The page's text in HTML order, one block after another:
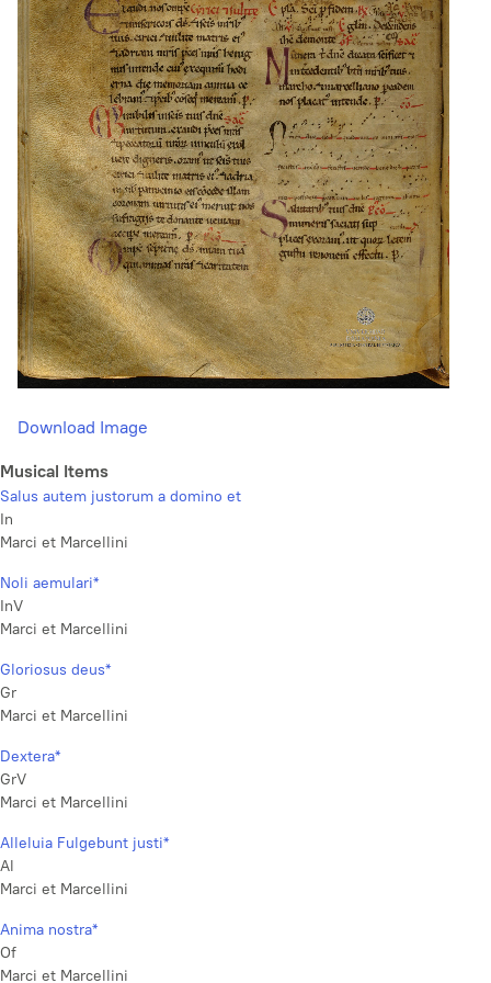
Download Image
Musical Items
Salus autem justorum a domino et
In
Marci et Marcellini
Noli aemulari*
InV
Marci et Marcellini
Gloriosus deus*
Gr
Marci et Marcellini
Dextera*
GrV
Marci et Marcellini
Alleluia Fulgebunt justi*
Al
Marci et Marcellini
Anima nostra*
Of
Marci et Marcellini